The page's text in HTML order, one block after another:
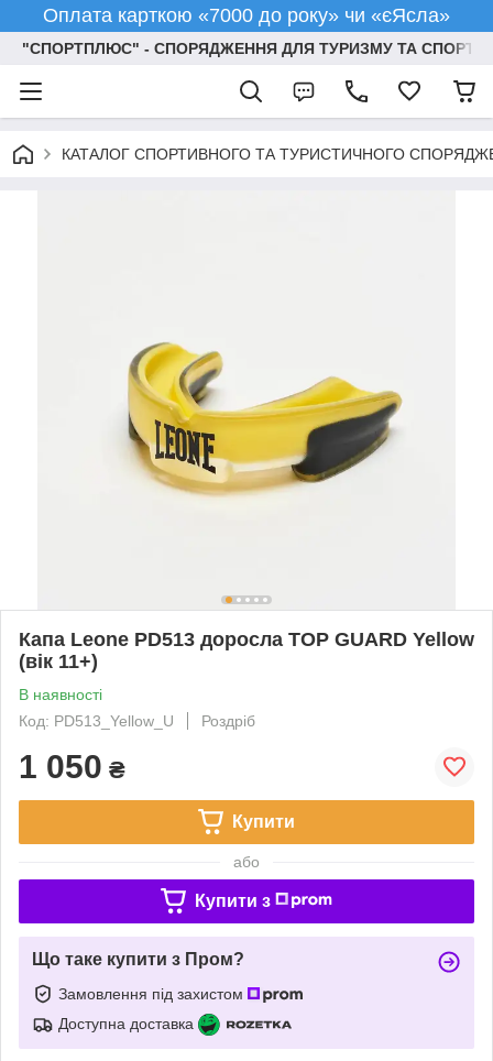
Оплата карткою «7000 до року» чи «єЯсла»
"СПОРТПЛЮС" - СПОРЯДЖЕННЯ ДЛЯ ТУРИЗМУ ТА СПОРТУ
КАТАЛОГ СПОРТИВНОГО ТА ТУРИСТИЧНОГО
Капа Leone PD513 доросла TOP GUARD Yellow
(вік 11+)
В наявності
Код: PD513_Yellow_U
Роздріб
1 050 ₴
Купити
або
Купити з
Що таке купити з Пром?
Замовлення під захистом
Доступна доставка